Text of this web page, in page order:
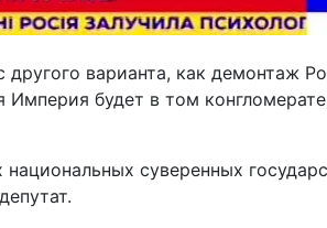
варианта, как демонтаж
будет в том
суверенных